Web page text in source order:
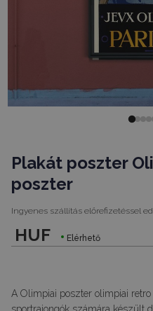
Plakát poszter
poszter
Ingyenes szállítás előrefizetéssel
HUF Elérhető
A Olimpiai poszter olimpiai